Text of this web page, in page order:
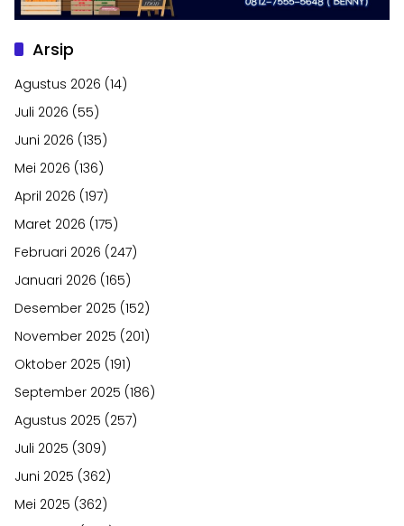
Arsip
Agustus 2026 (14)
Juli 2026 (55)
Juni 2026 (135)
Mei 2026 (136)
April 2026 (197)
Maret 2026 (175)
Februari 2026 (247)
Januari 2026 (165)
Desember 2025 (152)
November 2025 (201)
Oktober 2025 (191)
September 2025 (186)
Agustus 2025 (257)
Juli 2025 (309)
Juni 2025 (362)
Mei 2025 (362)